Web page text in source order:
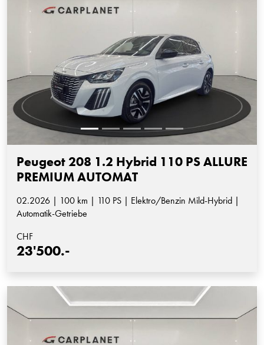
Peugeot 208 1.2 Hybrid 110 PS ALLURE
PREMIUM AUTOMAT
02.2026 | 100 km | 110 PS | Elektro/Benzin Mild-Hybrid |
Automatik-Getriebe
CHF
23'500.-